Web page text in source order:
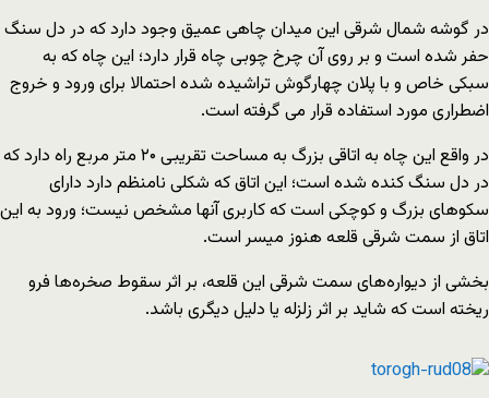
در گوشه شمال شرقی این میدان چاهی عمیق وجود دارد که در دل سنگ
حفر شده است و بر روی آن چرخ چوبی چاه قرار دارد؛ این چاه که به
سبکی خاص و با پلان چهارگوش تراشیده شده احتمالا برای ورود و خروج
اضطراری مورد استفاده قرار می گرفته است.
در واقع این چاه به اتاقی بزرگ به مساحت تقریبی ۲۰ متر مربع راه دارد که
در دل سنگ کنده شده است؛ این اتاق که شکلی نامنظم دارد دارای
سکوهای بزرگ و کوچکی است که کاربری آنها مشخص نیست؛ ورود به این
اتاق از سمت شرقی قلعه هنوز میسر است.
بخشی از دیواره‌های سمت شرقی این قلعه، بر اثر سقوط صخره‌ها فرو
ریخته است که شاید بر اثر زلزله یا دلیل دیگری باشد.